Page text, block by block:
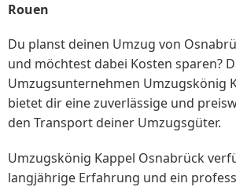
Rouen
Du planst deinen Umzug von
und möchtest dabei Kosten sparen?
Umzugsunternehmen Umzugskönig
bietet dir eine zuverlässige und
den Transport deiner Umzugsgüter.
Umzugskönig Kappel Osnabrück
langjährige Erfahrung und ein